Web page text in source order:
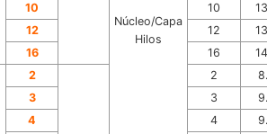
Núcleo/Capa
Hilos
10
10
12
12
16
16
2 2
3
3
4
4